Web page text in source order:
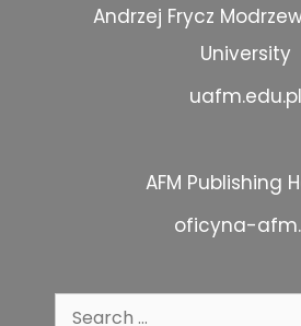
Andrzej Frycz
University
uafm.edu.pl
AFM Publishing
oficyna-
Search